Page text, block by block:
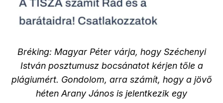
Bréking: Magyar Péter várja, hogy Széchenyi
István posztumusz bocsánatot kérjen tőle a
plágiumért. Gondolom, arra számít, hogy a jövő
héten Arany János is jelentkezik egy